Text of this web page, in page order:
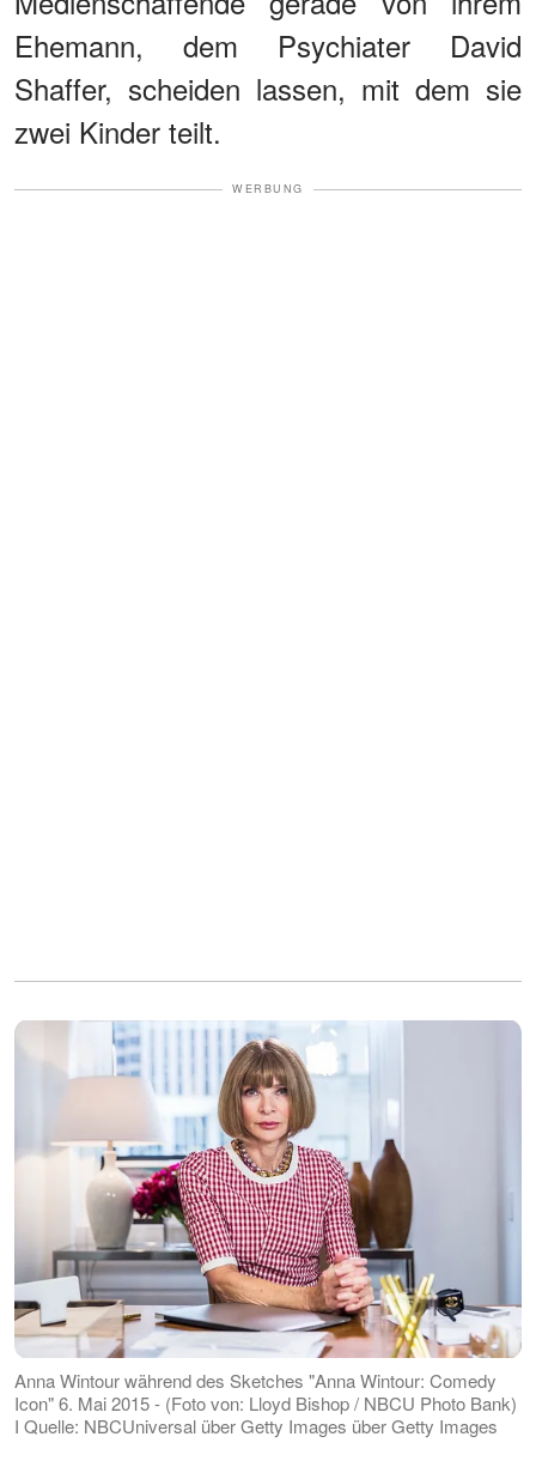
Ehemann, dem Psychiater David
Shaffer, scheiden lassen, mit dem sie
zwei Kinder teilt.
WERBUNG
Anna Wintour während des Sketches "Anna Wintour: Comedy
Icon" 6. Mai 2015 - (Foto von: Lloyd Bishop / NBCU Photo Bank)
I Quelle: NBCUniversal über Getty Images über Getty Images